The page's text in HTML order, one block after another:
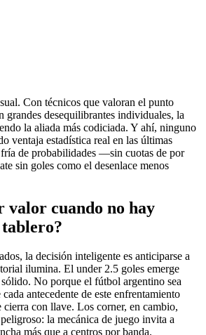
Con técnicos que valoran el punto
grandes desequilibrantes individuales, la
la aliada más codiciada. Y ahí, ninguno
ventaja estadística real en las últimas
de probabilidades —sin cuotas de por
sin goles como el desenlace menos
valor cuando no hay
la decisión inteligente es anticiparse a
ilumina. El under 2.5 goles emerge
No porque el fútbol argentino sea
antecedente de este enfrentamiento
cierra con llave. Los corner, en cambio,
la mecánica de juego invita a
más que a centros por banda.